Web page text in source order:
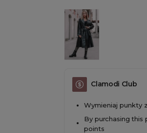
Clamodi Club
Wymieniaj punkty
By purchasing this
points